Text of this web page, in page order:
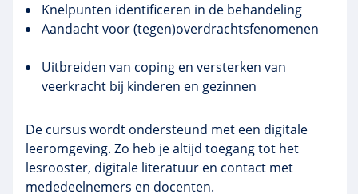
Knelpunten identificeren in de behandeling
Aandacht voor (tegen)overdrachtsfenomenen
Uitbreiden van coping en versterken van
veerkracht bij kinderen en gezinnen
De cursus wordt ondersteund met een digitale
leeromgeving. Zo heb je altijd toegang tot het
lesrooster, digitale literatuur en contact met
mededeelnemers en docenten.